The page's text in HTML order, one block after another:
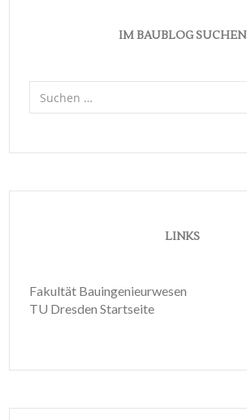
IM BAUBLOG SUCHEN
nach:
LINKS
Fakultät Bauingenieurwesen
TU Dresden Startseite